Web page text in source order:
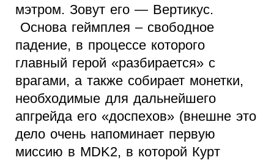
мэтром. Зовут его — Вертикус.
Основа геймплея – свободное
падение, в процессе которого
главный герой «разбирается» с
врагами, а также собирает монетки,
необходимые для дальнейшего
апгрейда его «доспехов» (внешне это
дело очень напоминает первую
миссию в MDK2, в которой Курт